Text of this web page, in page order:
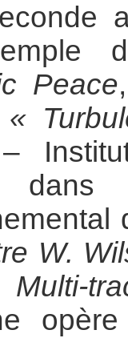
Peace
«
W.
Multi-